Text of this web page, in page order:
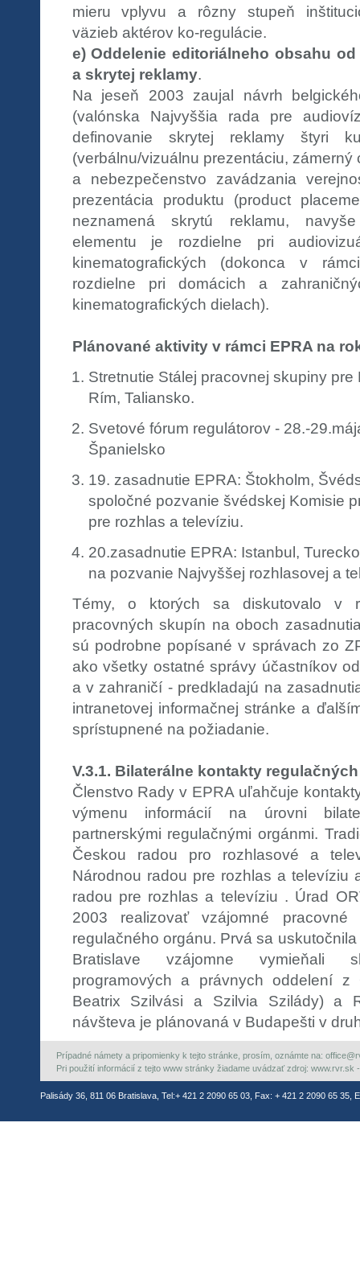
mieru vplyvu a rôzny stupeň
väzieb aktérov ko-regulácie.
e) Oddelenie editoriálneho obsahu
a skrytej reklamy.
Na jeseň 2003 zaujal návrh
(valónska Najvyššia rada pre
definovanie skrytej reklamy štyri
(verbálnu/vizuálnu prezentáciu, zámerný
a nebezpečenstvo zavádzania
prezentácia produktu (product
neznamená skrytú reklamu,
elementu je rozdielne pri
kinematografických (dokonca v
rozdielne pri domácich a
kinematografických dielach).
Plánované aktivity v rámci EPRA na
Stretnutie Stálej pracovnej skupiny pre
Rím, Taliansko.
Svetové fórum regulátorov - 28.-
Španielsko
19. zasadnutie EPRA: Štokholm,
spoločné pozvanie švédskej Komisie
pre rozhlas a televíziu.
20.zasadnutie EPRA: Istanbul,
na pozvanie Najvyššej rozhlasovej a
Témy, o ktorých sa diskutovalo v
pracovných skupín na oboch
sú podrobne popísané v správach zo
ako všetky ostatné správy účastníkov
a v zahraničí - predkladajú na
intranetovej informačnej stránke a
sprístupnené na požiadanie.
V.3.1. Bilaterálne kontakty
Členstvo Rady v EPRA uľahčuje
výmenu informácií na úrovni
partnerskými regulačnými orgánmi.
Českou radou pro rozhlasové a
Národnou radou pre rozhlas a televíziu
radou pre rozhlas a televíziu . Úrad
2003 realizovať vzájomné pracovné
regulačného orgánu. Prvá sa
Bratislave vzájomne vymieňali
programových a právnych oddelení
Beatrix Szilvási a Szilvia Szilády) a
návšteva je plánovaná v Budapešti v
Prípadné námety a pripomienky k tejto stránke, prosím, oznámte na:
Pri použití informácií z tejto www stránky žiadame uvádzať zdroj: www.rvr.sk
Palisády 36, 811 06 Bratislava, Tel:+ 421 2 2090 65 03, Fax: + 421 2 2090 65 35,